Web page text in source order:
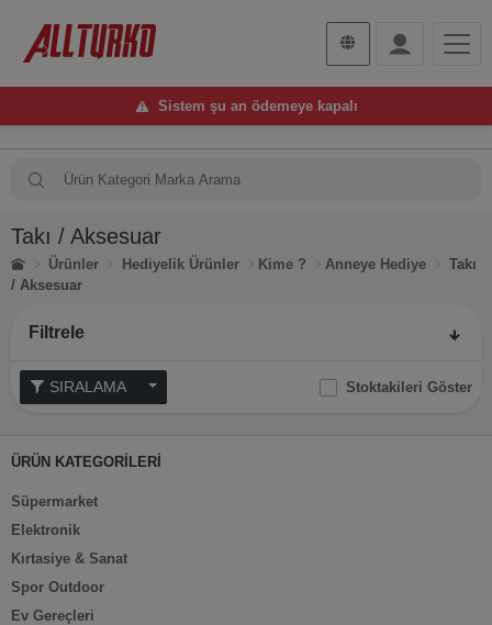
Sistem şu an ödemeye kapalı
Takı / Aksesuar
Ürünler Hediyelik Ürünler Kime ? Anneye Hediye
Takı
/ Aksesuar
Filtrele
Stoktakileri Göster
ÜRÜN KATEGORİLERİ
Süpermarket
Elektronik
Kırtasiye & Sanat
Spor Outdoor
Ev Gereçleri